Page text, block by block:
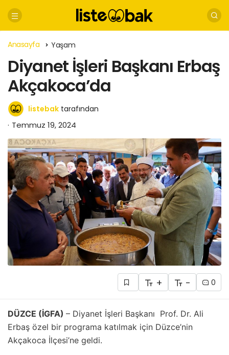
Anasayfa Yaşam
Diyanet İşleri Başkanı Erbaş
Akçakoca’da
listebak tarafından
Temmuz 19, 2024
+ - 0
DÜZCE (İGFA) – Diyanet İşleri Başkanı Prof. Dr. Ali
Erbaş özel bir programa katılmak için Düzce’nin
Akçakoca İlçesi’ne geldi.